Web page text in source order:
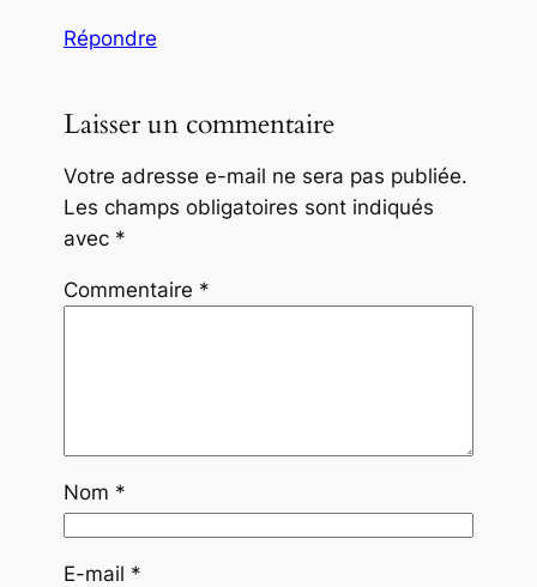
Répondre
Laisser un commentaire
Votre adresse e-mail ne sera pas publiée.
Les champs obligatoires sont indiqués
avec *
Commentaire *
Nom *
E-mail *